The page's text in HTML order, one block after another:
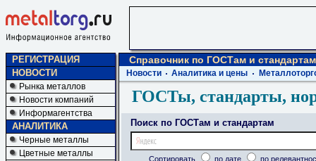
РЕГИСТРАЦИЯ
НОВОСТИ
Рынка металлов
Новости компаний
Информагентства
АНАЛИТИКА
Черные металлы
Цветные металлы
Справочник по ГОСТам и стандартам
Новости Аналитика и цены
ГОСТы, стандарты,
Поиск по ГОСТам и стандартам
Сортировать по дате по